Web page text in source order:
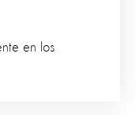
en los